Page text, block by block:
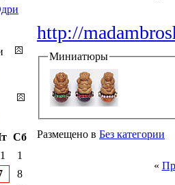
http://
Миниатюры
Размещено в Без категории
«
Сб
1
8